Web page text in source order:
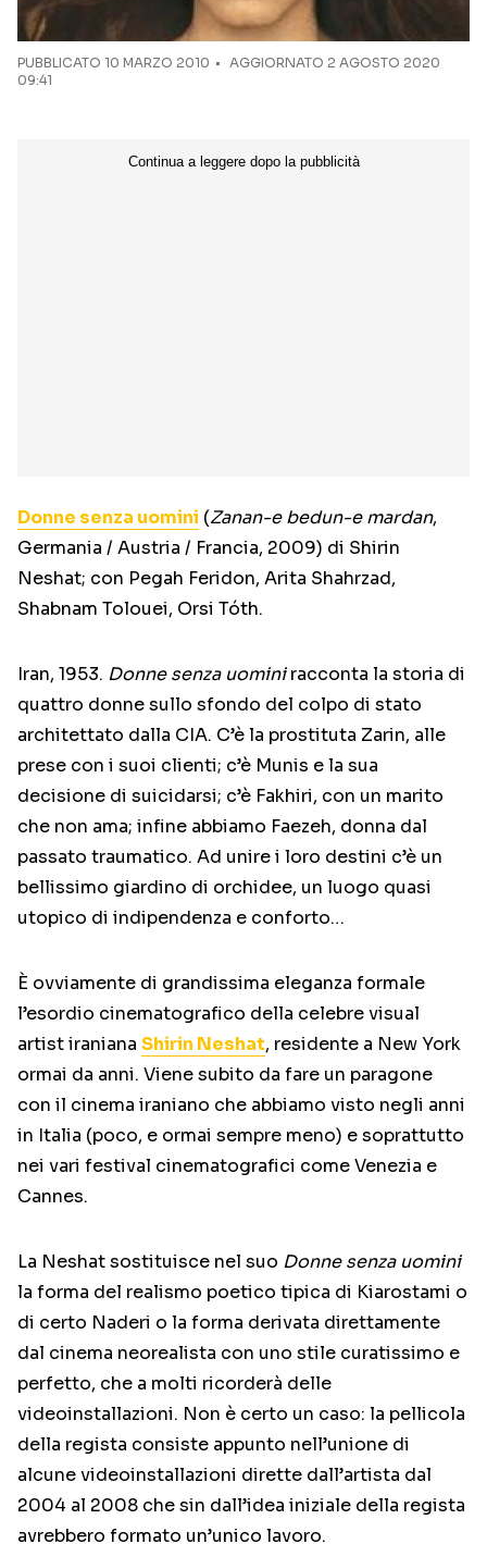
PUBBLICATO 10 MARZO 2010
AGGIORNATO 2 AGOSTO 2020
09:41
Donne senza uomini (Zanan-e bedun-e mardan,
Germania / Austria / Francia, 2009) di Shirin
Neshat; con Pegah Feridon, Arita Shahrzad,
Shabnam Tolouei, Orsi Tóth.
Iran, 1953. Donne senza uominiracconta la storia di
quattro donne sullo sfondo del colpo di stato
architettato dalla CIA. C’è la prostituta Zarin, alle
prese con i suoi clienti; c’è Munis e la sua
decisione di suicidarsi; c’è Fakhiri, con un marito
che non ama; infine abbiamo Faezeh, donna dal
passato traumatico. Ad unire i loro destini c’è un
bellissimo giardino di orchidee, un luogo quasi
utopico di indipendenza e conforto…
È ovviamente di grandissima eleganza formale
l’esordio cinematografico della celebre visual
artist iraniana Shirin Neshat, residente a New York
ormai da anni. Viene subito da fare un paragone
con il cinema iraniano che abbiamo visto negli anni
in Italia (poco, e ormai sempre meno) e soprattutto
nei vari festival cinematografici come Venezia e
Cannes.
La Neshat sostituisce nel suo Donne senza uomini
la forma del realismo poetico tipica di Kiarostami o
di certo Naderi o la forma derivata direttamente
dal cinema neorealista con uno stile curatissimo e
perfetto, che a molti ricorderà delle
videoinstallazioni. Non è certo un caso: la pellicola
della regista consiste appunto nell’unione di
alcune videoinstallazioni dirette dall’artista dal
2004 al 2008 che sin dall’idea iniziale della regista
avrebbero formato un’unico lavoro.